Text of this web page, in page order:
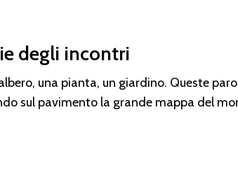
degli incontri
una pianta, un giardino. Queste
sul pavimento la grande mappa del